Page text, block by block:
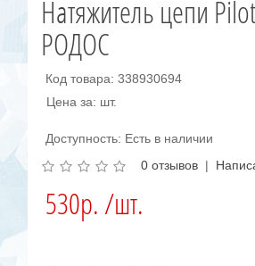
Натяжитель цепи
РОДОС
Код товара: 338930694
Цена за: шт.
Доступность: Есть в наличии
0 отзывов |
530р. /шт.